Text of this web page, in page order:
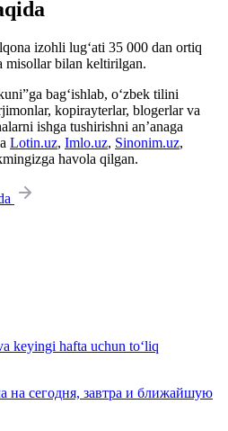
izohli lug‘ati 35 000 dan ortiq
misollar bilan keltirilgan.
bag‘ishlab, o‘zbek tilini
kopirayterlar, blogerlar va
ishga tushirishni an’anaga
Lotin.uz, Imlo.uz, Sinonim.uz,
havola qilgan.
keyingi hafta uchun to‘liq
сегодня, завтра и ближайшую